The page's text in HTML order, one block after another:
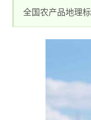
全国农产品地理